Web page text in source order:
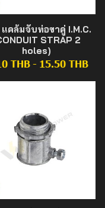
แคล้มจับท่อขาคู่ I.M.C.
STRAP 2
holes)
THB - 15.50 THB